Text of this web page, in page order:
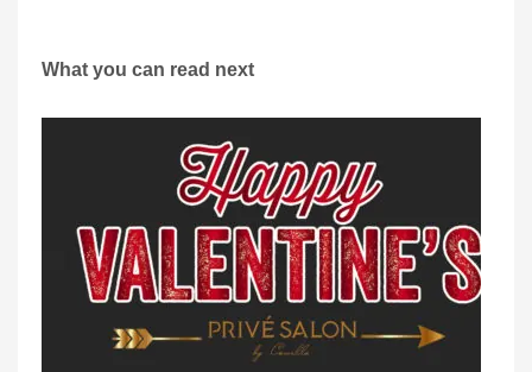
What you can read next